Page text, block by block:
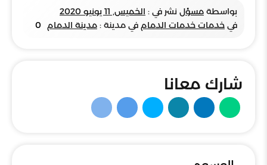
بواسطة مسؤل نشر في : الخميس, 11 يونيو 2020
في خدمات خدمات الدمام في مدينة : مدينة الدمام 0
شارك معانا